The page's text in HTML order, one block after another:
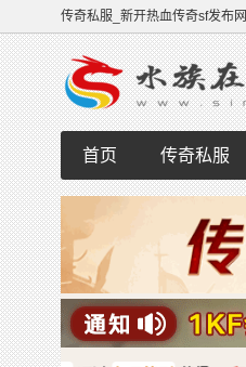
传奇私服_新开热血传奇sf发布网
首页 传奇私服